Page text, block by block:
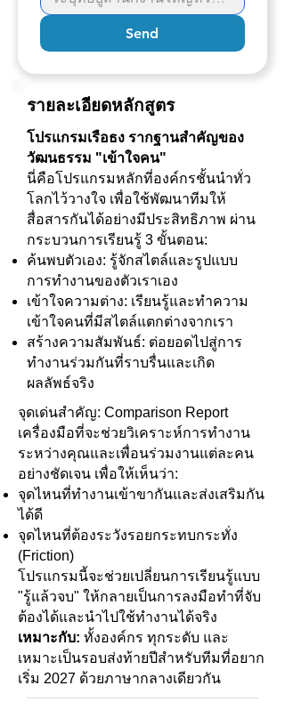
Send
รายละเอียดหลักสูตร
โปรแกรมเรือธง รากฐานสำคัญของ
วัฒนธรรม "เข้าใจคน"
นี่คือโปรแกรมหลักที่องค์กรชั้นนำทั่ว
โลกไว้วางใจ เพื่อใช้พัฒนาทีมให้
สื่อสารกันได้อย่างมีประสิทธิภาพ ผ่าน
กระบวนการเรียนรู้ 3 ขั้นตอน:
ค้นพบตัวเอง: รู้จักสไตล์และรูปแบบ
การทำงานของตัวเราเอง
เข้าใจความต่าง: เรียนรู้และทำความ
เข้าใจคนที่มีสไตล์แตกต่างจากเรา
สร้างความสัมพันธ์: ต่อยอดไปสู่การ
ทำงานร่วมกันที่ราบรื่นและเกิด
ผลลัพธ์จริง
จุดเด่นสำคัญ: Comparison Report
เครื่องมือที่จะช่วยวิเคราะห์การทำงาน
ระหว่างคุณและเพื่อนร่วมงานแต่ละคน
อย่างชัดเจน เพื่อให้เห็นว่า:
จุดไหนที่ทำงานเข้าขากันและส่งเสริมกัน
ได้ดี
จุดไหนที่ต้องระวังรอยกระทบกระทั่ง
(Friction)
โปรแกรมนี้จะช่วยเปลี่ยนการเรียนรู้แบบ
"รู้แล้วจบ" ให้กลายเป็นการลงมือทำที่จับ
ต้องได้และนำไปใช้ทำงานได้จริง
เหมาะกับ: ทั้งองค์กร ทุกระดับ และ
เหมาะเป็นรอบส่งท้ายปีสำหรับทีมที่อยาก
เริ่ม 2027 ด้วยภาษากลางเดียวกัน